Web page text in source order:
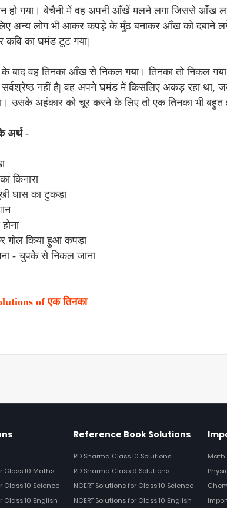
हो गया। बेचैनी में वह अपनी आँखें मलने लगा जिससे आँख
अन्य लोग भी आकर कपड़े के मुँठ बनाकर आँख को दबाने
कवि का घमंड टूट गया|
के बाद वह तिनका आँख से निकल गया। तिनका तो निकल
सर्वश्रेष्ठ नहीं है| वह अपने घमंड में किसलिए अकड़ रहा
उसके अहंकार को चूर करने के लिए तो एक तिनका भी बहुत
अर्थ -
किनारा
घास का टुकड़ा
गोल किया हुआ कपड़ा
- चुपके से निकल जाना
of एक तिनका
Class 10 Maths
Class 10 Science
Class 10 English
Reference Book Solutions
RD Sharma Class 10 Solutions
RD Sharma Class 9 Solutions
NCERT Solutions for Class 10 Science
NCERT Solutions for Class 10 English
Math